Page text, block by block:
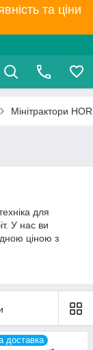
та ціни
Мінітрактори
для
У нас ви
ціною з
HORST
доставка